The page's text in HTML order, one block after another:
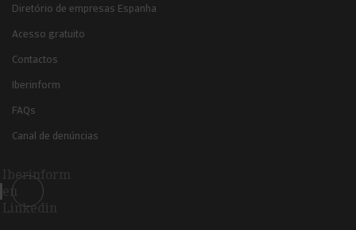
Diretório de empresas Espanha
Acesso gratuito
Contactos
Iberinform
FAQs
Canal de denúncias
Iberinform
en
Linkedin